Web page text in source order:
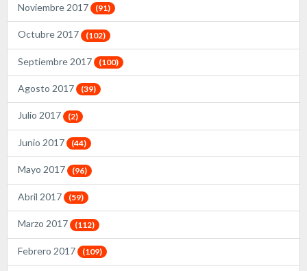
Noviembre 2017 (91)
Octubre 2017 (102)
Septiembre 2017 (100)
Agosto 2017 (39)
Julio 2017 (2)
Junio 2017 (44)
Mayo 2017 (96)
Abril 2017 (59)
Marzo 2017 (112)
Febrero 2017 (109)